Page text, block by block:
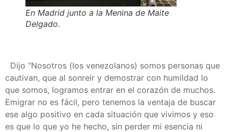
En Madrid junto a la Menina de Maite
Delgado.
Dijo “Nosotros (los venezolanos) somos personas que
cautivan, que al sonreír y demostrar con humildad lo
que somos, logramos entrar en el corazón de muchos.
Emigrar no es fácil, pero tenemos la ventaja de buscar
ese algo positivo en cada situación que vivimos y eso
es que lo que yo he hecho, sin perder mi esencia ni